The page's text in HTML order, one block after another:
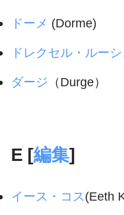
ドーメ (Dorme)
ドレクセル・ルーシ
ダージ （Durge）
E [編集]
イース・コス(Eeth